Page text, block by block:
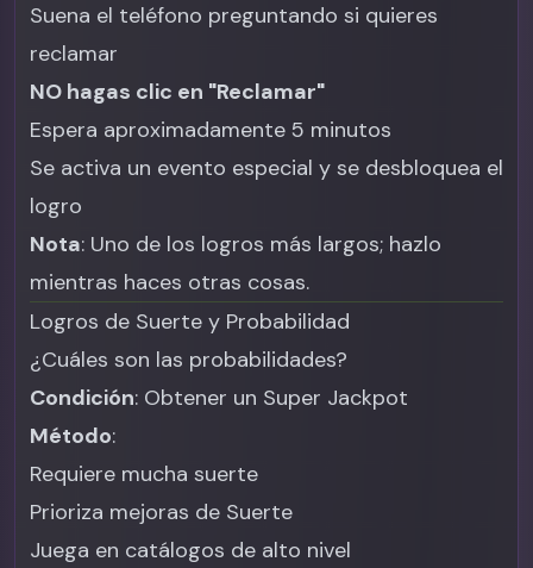
Suena el teléfono preguntando si quieres
reclamar
NO hagas clic en "Reclamar"
Espera aproximadamente 5 minutos
Se activa un evento especial y se desbloquea el
logro
Nota: Uno de los logros más largos; hazlo
mientras haces otras cosas.
Logros de Suerte y Probabilidad
¿Cuáles son las probabilidades?
Condición: Obtener un Super Jackpot
Método:
Requiere mucha suerte
Prioriza mejoras de Suerte
Juega en catálogos de alto nivel